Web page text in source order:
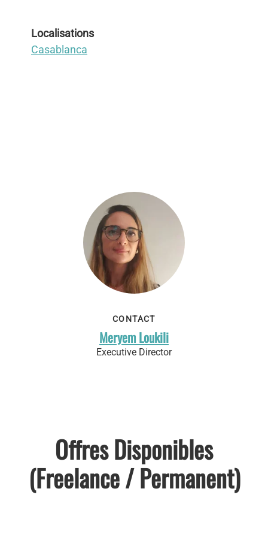
Localisations
Casablanca
CONTACT
Meryem Loukili
Executive Director
Offres Disponibles
(Freelance / Permanent)